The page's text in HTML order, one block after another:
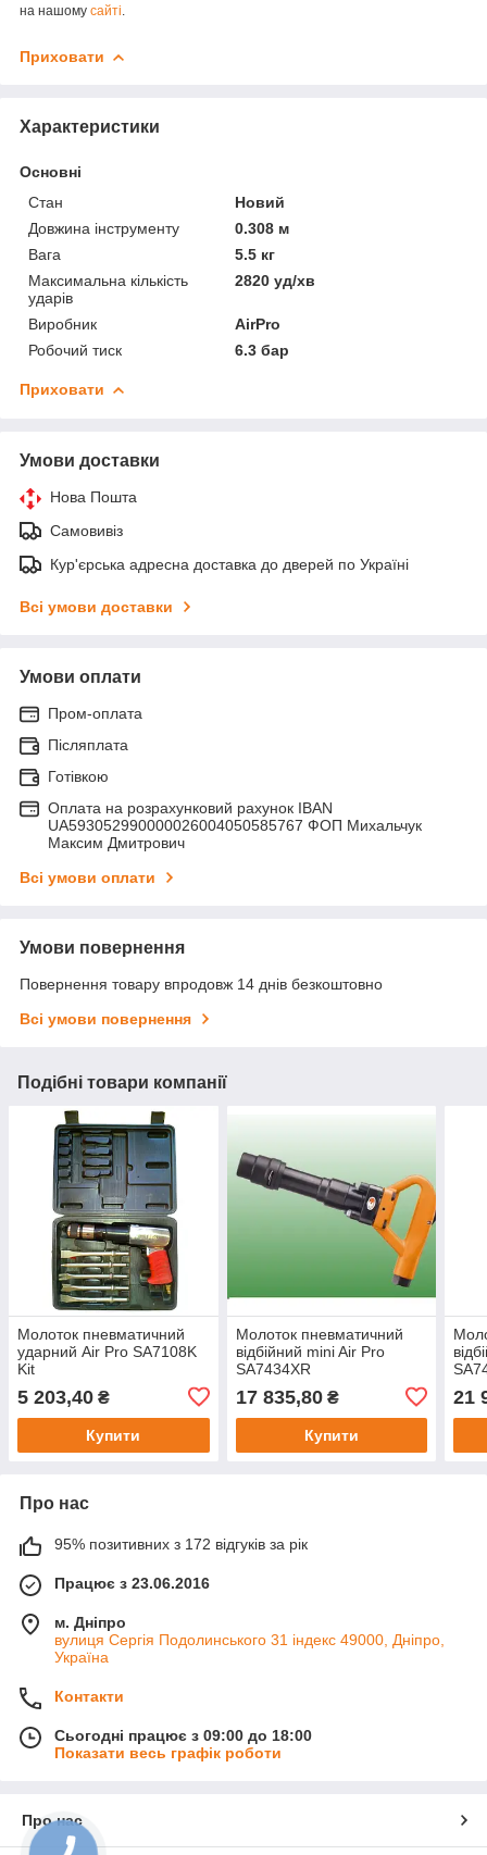
на нашому сайті.
Приховати
Характеристики
Основні
Стан
Новий
Довжина інструменту
0.308 м
Вага
5.5 кг
Максимальна кількість
ударів
2820 уд/хв
Виробник
AirPro
Робочий тиск
6.3 бар
Приховати
Умови доставки
Нова Пошта
Самовивіз
Кур'єрська адресна доставка до дверей по Україні
Всі умови доставки
Умови оплати
Пром-оплата
Післяплата
Готівкою
Оплата на розрахунковий рахунок IBAN
UA593052990000026004050585767 ФОП Михальчук
Максим Дмитрович
Всі умови оплати
Умови повернення
Повернення товару впродовж 14 днів безкоштовно
Всі умови повернення
Подібні товари компанії
Молоток пневматичний
ударний Air Pro SA7108K
Kit
5 203,40 ₴
Купити
Молоток пневматичний
відбійний mini Air Pro
SA7434XR
17 835,80₴
Купити
21
Про нас
95% позитивних з 172 відгуків за рік
Працює з 23.06.2016
м. Дніпро
вулиця Сергія Подолинського 31 індекс 49000, Дніпро,
Україна
Контакти
Сьогодні працює з 09:00 до 18:00
Показати весь графік роботи
Про нас
КНОПКА